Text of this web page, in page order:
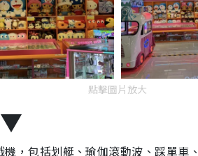
點擊圖片放大
▼
，包括划艇、瑜伽滾動波、踩單車